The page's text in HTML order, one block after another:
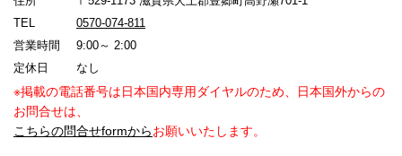
TEL
0570-074-811
営業時間
9:00～ 2:00
定休日
なし
※掲載の電話番号は日本国内専用ダイヤルのため、日本国外からの
お問合せは、
こちらの問合せformからお願いいたします。